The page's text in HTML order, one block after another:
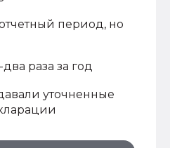
период, но
раза за год
уточненные